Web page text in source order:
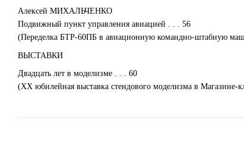
Алексей МИХАЛЬЧЕНКО
Подвижный пункт управления авиацией . . . 56
(Переделка БТР-60ПБ в авиационную командно-штабную
ВЫСТАВКИ
Двадцать лет в моделизме . . . 60
(ХХ юбилейная выставка стендового моделизма в